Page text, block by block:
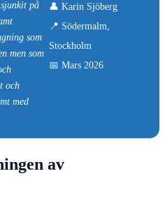
på
som
men som
och
med
👤 Karin Sjöberg
📍 Södermalm,
Stockholm
📅 Mars 2026
av